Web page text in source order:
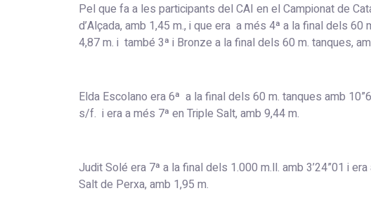
Pel que fa a les participants del CAI en el Campionat de
d’Alçada, amb 1,45 m., i que era a més 4ª a la final dels
4,87 m. i també 3ª i Bronze a la final dels 60 m. tanques,
Elda Escolano era 6ª a la final dels 60 m. tanques amb
s/f. i era a més 7ª en Triple Salt, amb 9,44 m.
Judit Solé era 7ª a la final dels 1.000 m.ll. amb 3’24”01 i
Salt de Perxa, amb 1,95 m.